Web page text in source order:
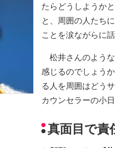
たらどうしようか
と、周囲の人たち
ことを涙ながらに話
松井さんのような
感じるのでしょう
る人を周囲はどう
カウンセラーの小
真面目で責